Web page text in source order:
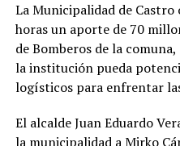
La Municipalidad de
horas un aporte de 70
de Bomberos de la
la institución pueda
logísticos para enfrentar
El alcalde Juan Eduardo
la municipalidad a Mirko